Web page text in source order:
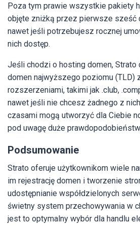
Poza tym prawie wszystkie pakiety
objęte zniżką przez pierwsze sześć
nawet jeśli potrzebujesz rocznej
nich dostęp.
Jeśli chodzi o hosting domen, Strato
domen najwyższego poziomu (TLD)
rozszerzeniami, takimi jak .club,
nawet jeśli nie chcesz żadnego z
czasami mogą utworzyć dla Ciebie
pod uwagę duże
Podsumowanie
Strato oferuje użytkownikom wiele
im rejestrację domen i tworzenie
udostępnianie współdzielonych
świetny system przechowywania w
jest to optymalny wybór dla handlu